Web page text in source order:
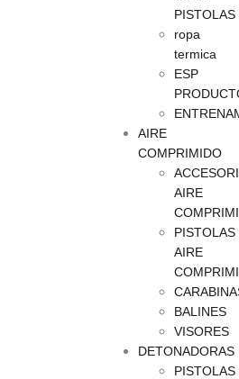
PISTOLAS
ropa
termica
ESP
AIRE
COMPRIMIDO
AIRE
PISTOLAS
AIRE
BALINES
VISORES
DETONADORAS
PISTOLAS